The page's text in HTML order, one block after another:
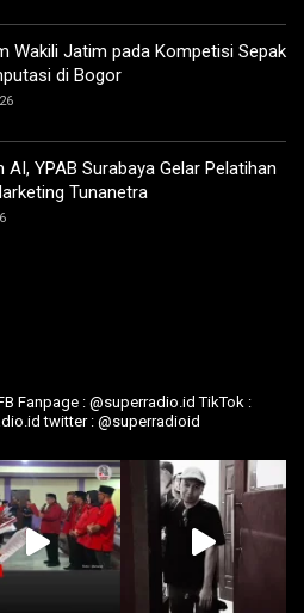
Wakili Jatim pada Kompetisi Sepak
di Bogor
AI, YPAB Surabaya Gelar Pelatihan
Tunanetra
Fanpage : @superradio.id TikTok :
twitter : @superradioid